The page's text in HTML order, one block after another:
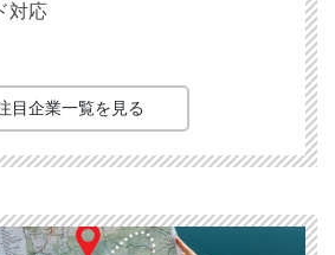
対応
目企業一覧を見る